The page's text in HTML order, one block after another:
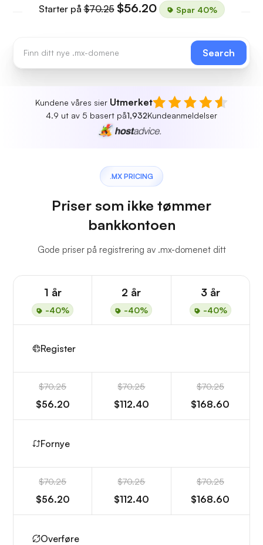
Starter på$70.25 $56.20 Spar 40%
Search
Kundene våres sier Utmerket
4.9 ut av 5 basert på1,932Kundeanmeldelser
.MX PRICING
Priser som ikke tømmer
bankkontoen
Gode priser på registrering av .mx-domenet ditt
1 år
-40%
2 år
-40%
3 år
-40%
Register
$70.25
$56.20
$70.25
$112.40
$70.25
$168.60
Fornye
$70.25
$56.20
$70.25
$112.40
$70.25
$168.60
Overføre